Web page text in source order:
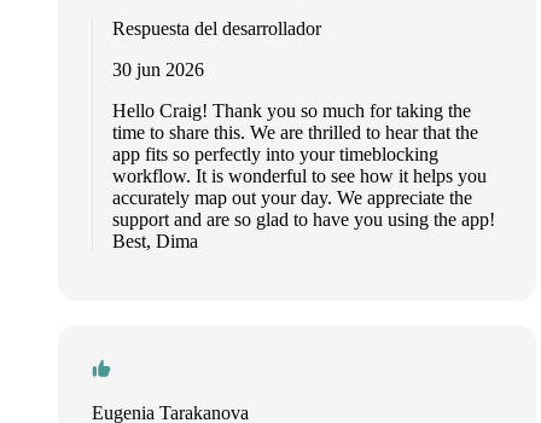
Respuesta del desarrollador
30 jun 2026
Hello Craig! Thank you so much for taking the
time to share this. We are thrilled to hear that the
app fits so perfectly into your timeblocking
workflow. It is wonderful to see how it helps you
accurately map out your day. We appreciate the
support and are so glad to have you using the app!
Best, Dima
Eugenia Tarakanova